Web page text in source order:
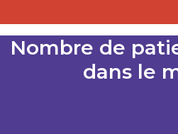
Nombre de
dans le